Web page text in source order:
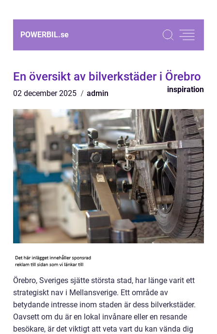
POWERBIL.se
En översikt av bilverkstäder i Örebro
02 december 2025 admin inspiration
Örebro, Sveriges sjätte största stad, har länge varit ett
strategiskt nav i Mellansverige. Ett område av
betydande intresse inom staden är dess bilverkstäder.
Oavsett om du är en lokal invånare eller en resande
besökare, är det viktigt att veta vart du kan vända dig